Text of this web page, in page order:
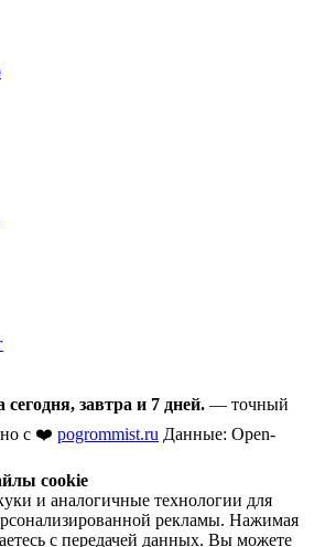
завтра и 7 дней. — точный
с ❤️ pogrommist.ru Данные: Open-
cookie
и аналогичные технологии для
рекламы. Нажимая
с передачей данных. Вы можете